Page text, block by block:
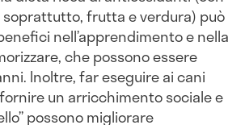
soprattutto, frutta e verdura) può
nell’apprendimento e nella
che possono essere
Inoltre, far eseguire ai cani
un arricchimento sociale e
possono migliorare